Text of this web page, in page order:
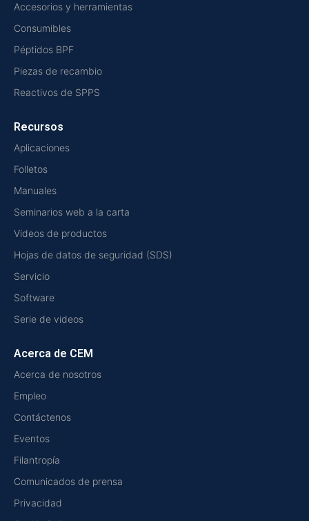
Accesorios y herramientas
Consumibles
Péptidos BPF
Piezas de recambio
Reactivos de SPPS
Recursos
Aplicaciones
Folletos
Manuales
Seminarios web a la carta
Videos de productos
Hojas de datos de seguridad (SDS)
Servicio
Software
Serie de videos
Acerca de CEM
Acerca de nosotros
Empleo
Contáctenos
Eventos
Filantropía
Comunicados de prensa
Privacidad